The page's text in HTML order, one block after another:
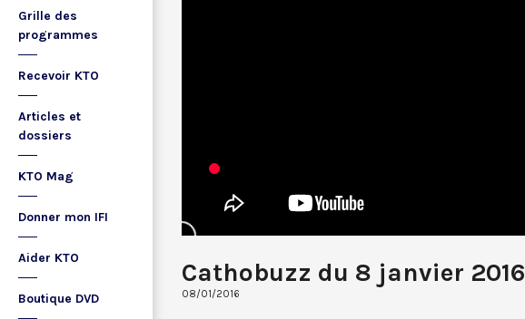
Grille des
programmes
Recevoir KTO
Articles et
dossiers
KTO Mag
Donner mon IFI
Aider KTO
Boutique DVD
Cathobuzz du 8 janvier 2016
08/01/2016